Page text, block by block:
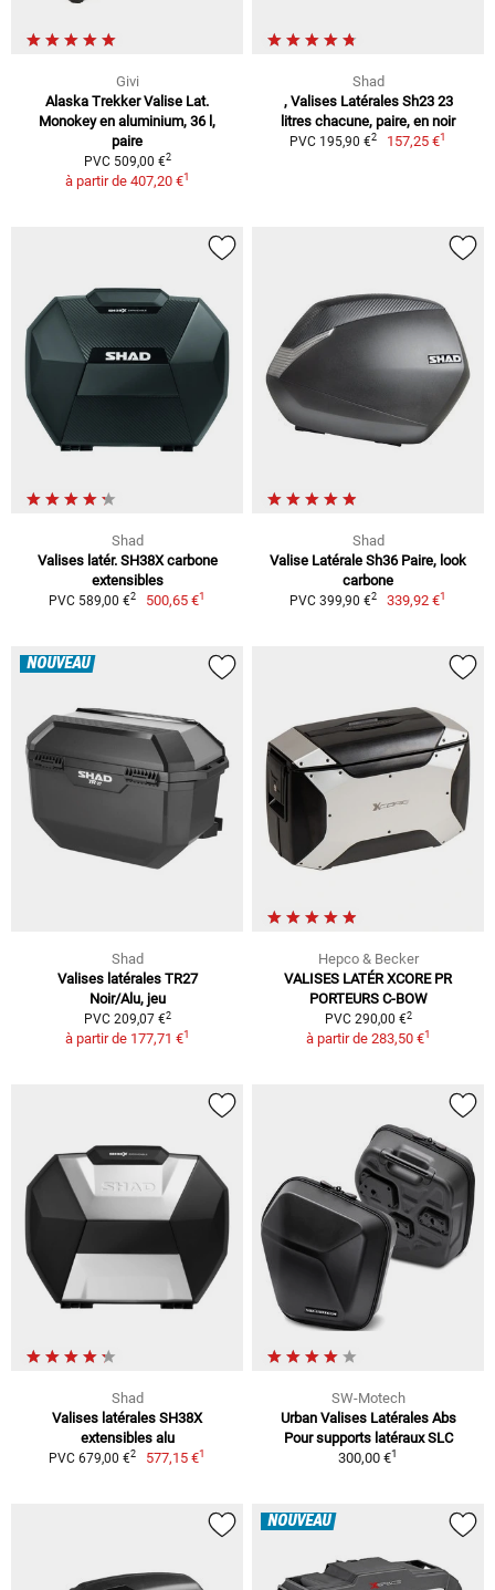
Givi
Alaska Trekker Valise Lat.
Monokey en aluminium, 36 l,
paire
PVC 509,00 €2
à partir de 407,20 €1
Shad
, Valises Latérales Sh23 23
litres chacune, paire, en noir
PVC 195,90 €2 157,25 €1
Shad
Valises latér. SH38X carbone
extensibles
PVC 589,00 €2 500,65 €1
Shad
Valise Latérale Sh36 Paire, look
carbone
PVC 399,90 €2 339,92 €1
NOUVEAU
Shad
Valises latérales TR27
Noir/Alu, jeu
PVC 209,07 €2
à partir de 177,71 €1
Hepco & Becker
VALISES LATÉR XCORE PR
PORTEURS C-BOW
PVC 290,00 €2
à partir de 283,50 €1
Shad
Valises latérales SH38X
extensibles alu
PVC 679,00 €2 577,15 €1
SW-Motech
Urban Valises Latérales Abs
Pour supports latéraux SLC
300,00 €1
NOUVEAU